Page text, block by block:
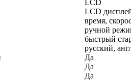
LCD
LCD
время,
ручной
быстрый
русский,
Да
Да
Да